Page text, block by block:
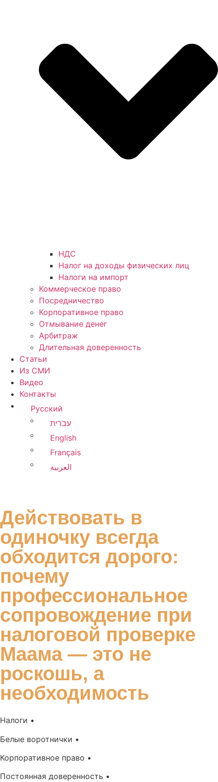
НДС
Налог на доходы физических лиц
Налоги на импорт
Коммерческое право
Посредничество
Корпоративное право
Отмывание денег
Арбитраж
Длительная доверенность
Статьи
Из СМИ
Видео
Контакты
Русский
עברית
English
Français
العربية
Действовать в
одиночку всегда
обходится дорого:
почему
профессиональное
сопровождение при
налоговой проверке
Маама — это не
роскошь, а
необходимость
Налоги •
Белые воротнички •
Корпоративное право •
Постоянная доверенность •